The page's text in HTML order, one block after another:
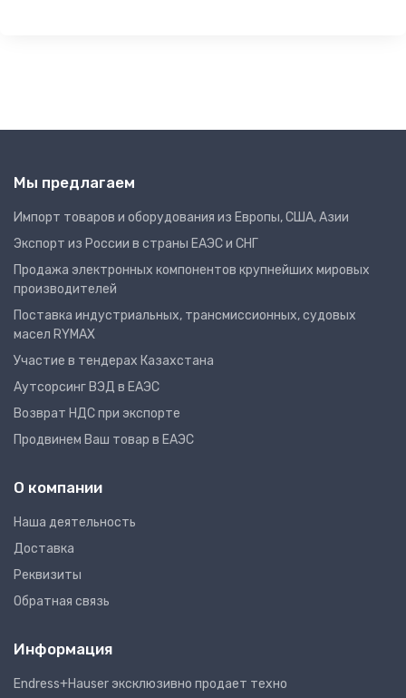
Мы предлагаем
Импорт товаров и оборудования из Европы, США, Азии
Экспорт из России в страны ЕАЭС и СНГ
Продажа электронных компонентов крупнейших мировых
производителей
Поставка индустриальных, трансмиссионных, судовых
масел RYMAX
Участие в тендерах Казахстана
Аутсорсинг ВЭД в ЕАЭС
Возврат НДС при экспорте
Продвинем Ваш товар в ЕАЭС
О компании
Наша деятельность
Доставка
Реквизиты
Обратная связь
Информация
Endress+Hauser эксклюзивно продает техно